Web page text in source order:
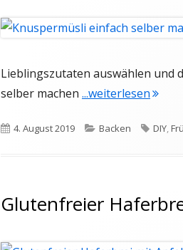
Lieblingszutaten auswählen und
selber machen ...weiterlesen
Veröffentlicht
4. August 2019 Kategorien
Backen DIY,
Glutenfreier